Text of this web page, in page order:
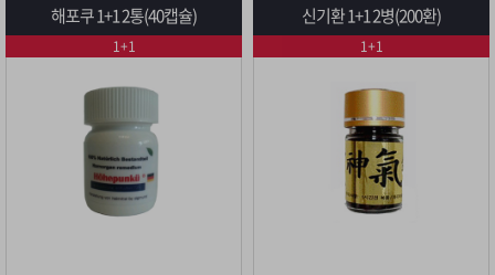
해포쿠 1+1 2통(40캡슐)
1+1
신기환 1+1 2병(200환)
1+1